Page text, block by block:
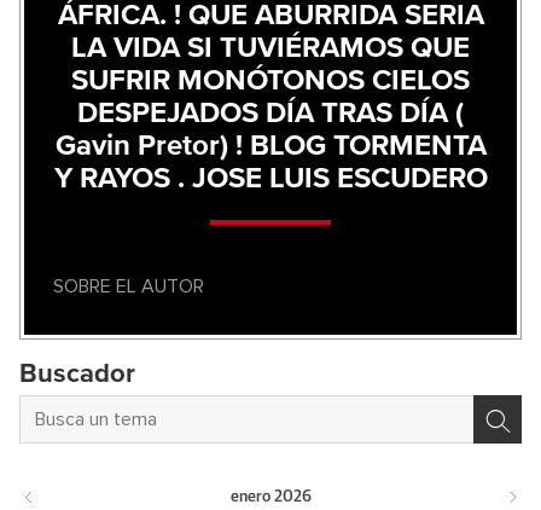
ÁFRICA. ! QUE ABURRIDA SERIA
LA VIDA SI TUVIÉRAMOS QUE
SUFRIR MONÓTONOS CIELOS
DESPEJADOS DÍA TRAS DÍA (
Gavin Pretor) ! BLOG TORMENTA
Y RAYOS . JOSE LUIS ESCUDERO
SOBRE EL AUTOR
Buscador
enero 2026